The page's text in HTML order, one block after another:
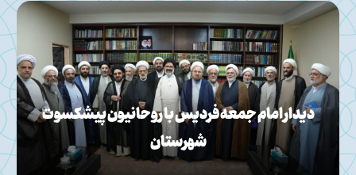
دیدار امام جمعه فردیس با روحانیون پیشکسوت
شهرستان